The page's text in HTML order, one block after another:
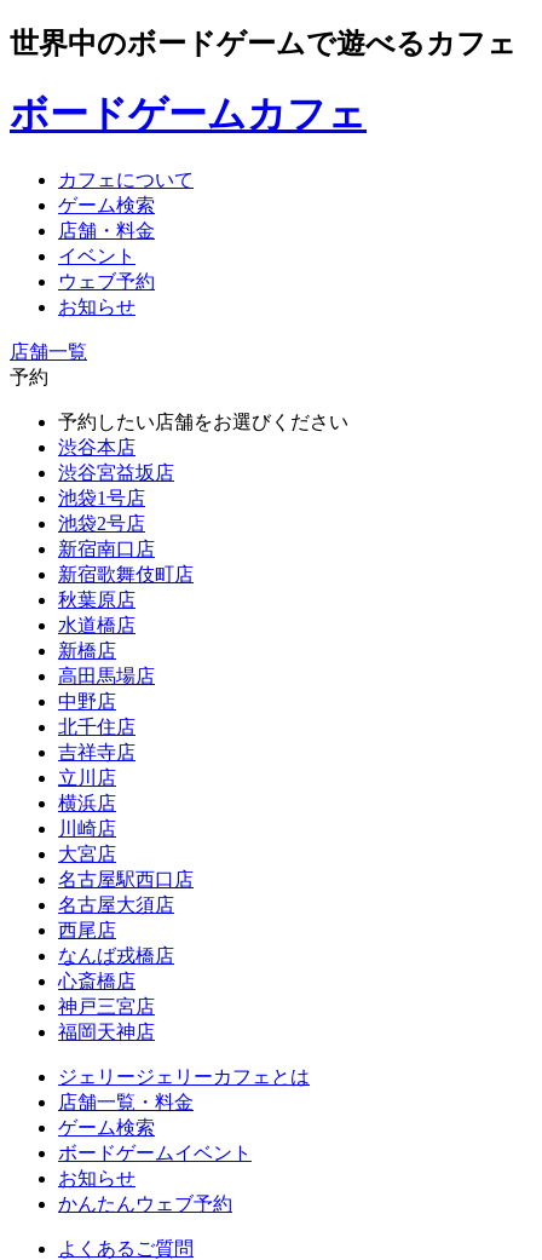
世界中のボードゲームで遊べるカフェ
ボードゲームカフェ
カフェについて
ゲーム検索
店舗・料金
イベント
ウェブ予約
お知らせ
店舗一覧
予約
予約したい店舗をお選びください
渋谷本店
渋谷宮益坂店
池袋1号店
池袋2号店
新宿南口店
新宿歌舞伎町店
秋葉原店
水道橋店
新橋店
高田馬場店
中野店
北千住店
吉祥寺店
立川店
横浜店
川崎店
大宮店
名古屋駅西口店
名古屋大須店
西尾店
なんば戎橋店
心斎橋店
神戸三宮店
福岡天神店
ジェリージェリーカフェとは
店舗一覧・料金
ゲーム検索
ボードゲームイベント
お知らせ
かんたんウェブ予約
よくあるご質問